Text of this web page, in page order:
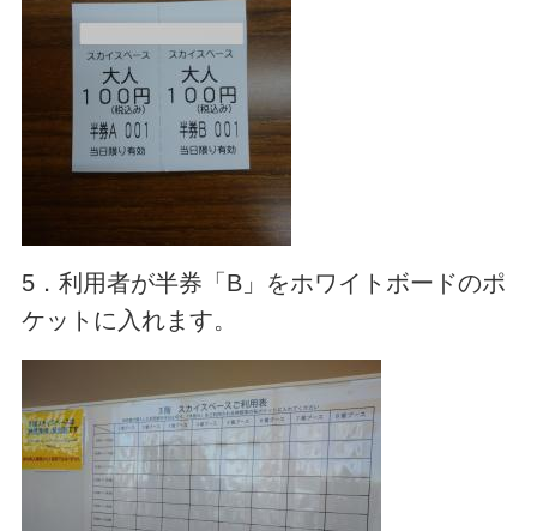
5．利用者が半券「B」をホワイトボードのポ
ケットに入れます。